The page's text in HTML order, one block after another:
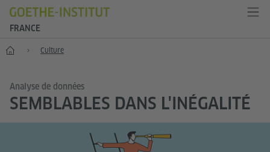
FRANCE
Accueil Culture
Analyse de données
SEMBLABLES DANS L'INÉGALITÉ